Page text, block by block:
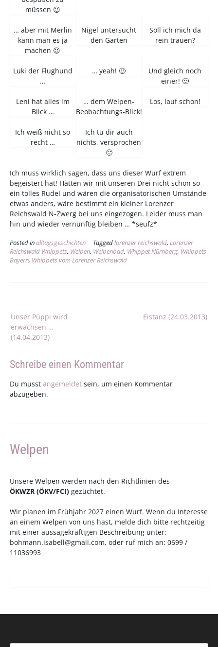
müssen 😉
… aber mit Merlin
kann man es ja
machen 😉
Nigel untersucht
den Garten
Soll ich mich da
rein trauen?
Luki der Flughund
…
… yeah! 🙂
Und gleich noch
einer! 🙂
Leni hat alles im
Blick …
… dem Welpen-
Beobachtungs-Blick!
Los, lauf schon!
Ich weiß nicht so
recht …
Ich tu dir auch
nichts, versprochen
🙂
Ich muss wirklich sagen, dass uns dieser Wurf extrem
begeistert hat! Hätten wir mit unseren Drei nicht schon so
ein tolles Rudel und wären die organisatorischen Umstände
etwas anders, wäre bestimmt ein kleiner Lorenzer
Reichswald N-Zwerg bei uns eingezogen. Leider muss man
hin und wieder vernünftig bleiben … *seufz*
Posted inalltagsgeschichten Taggedlorenzer reichswald, Lorenzer
Reichswald Whippets, Welpen, Welpenbad, Whippet Nürnberg, Whippets
Bayern, Whippets vom Lorenzer Reichswald
Eistanz (24.03.2013)
Unser Püppi wird
erwachsen …
(14.04.2013)
Schreibe einen Kommentar
Du musst angemeldet sein, um einen Kommentar
abzugeben.
Welpen
Unsere Welpen werden nach den Richtlinien des
ÖKWZR (ÖKV/FCI) gezüchtet.
Wir planen im Frühjahr 2027 einen Wurf. Wenn du Interesse
an einem Welpen von uns hast, melde dich bitte rechtzeitig
mit einer aussagekräftigen Beschreibung unter:
bohmann.isabell@gmail.com, oder ruf mich an: 0699 /
11036993